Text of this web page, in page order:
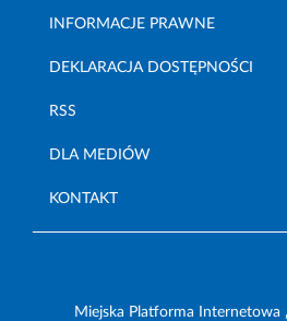
INFORMACJE PRAWNE
DEKLARACJA DOSTĘPNOŚCI
RSS
DLA MEDIÓW
KONTAKT
Miejska Platforma Internetowa